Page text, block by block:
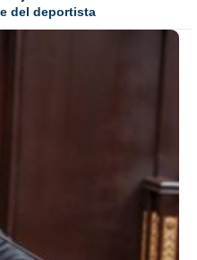
del deportista